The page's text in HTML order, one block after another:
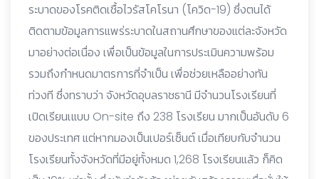
ระบาดของโรคติดเชื้อไวรัสโคโรนา (โควิด-19) ซึ่งตนได้
ติดตามข้อมูลการแพร่ระบาดในสถานศึกษาของแต่ละจังหวัด
มาอย่างต่อเนื่อง เพื่อเป็นข้อมูลในการประเมินความพร้อม
รวมถึงกำหนดมาตรการที่จำเป็น เพื่อช่วยเหลืออย่างทัน
ท่วงที ซึ่งทราบว่า จังหวัดอุบลราชธานี มีจำนวนโรงเรียนที่
เปิดเรียนเแบบ On-site ถึง 238 โรงเรียน มากเป็นอันดับ 6
ของประเทศ แต่หากมองเป็นเปอร์เซ็นต์ เมื่อเทียบกับจำนวน
โรงเรียนทั้งจังหวัดที่มีอยู่ทั้งหมด 1,268 โรงเรียนแล้ว ก็คิด